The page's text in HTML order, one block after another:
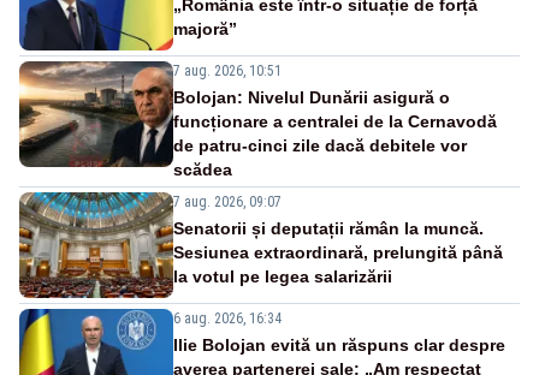
„România este într-o situație de forță
majoră”
7 aug. 2026, 10:51
Bolojan: Nivelul Dunării asigură o
funcționare a centralei de la Cernavodă
de patru-cinci zile dacă debitele vor
scădea
7 aug. 2026, 09:07
Senatorii și deputații rămân la muncă.
Sesiunea extraordinară, prelungită până
la votul pe legea salarizării
6 aug. 2026, 16:34
Ilie Bolojan evită un răspuns clar despre
averea partenerei sale: „Am respectat